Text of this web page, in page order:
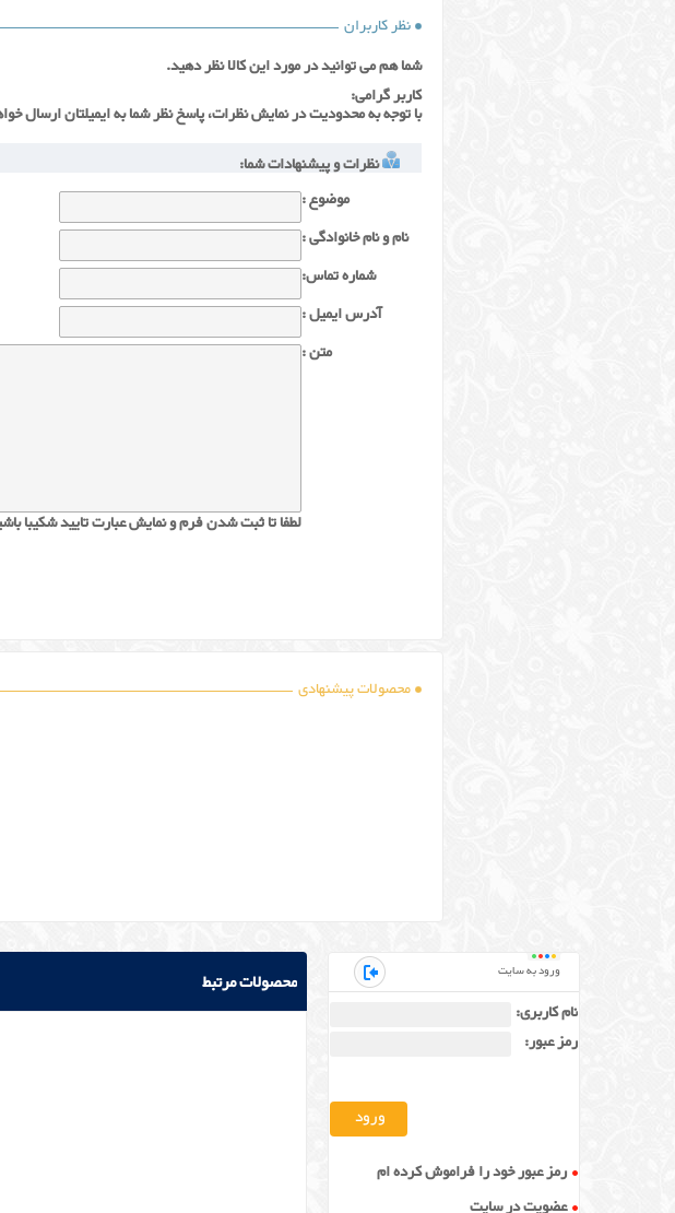
نظر کاربران
شما هم می توانید در مورد این کالا نظر دهید.
کاربر گرامی:
با توجه به محدودیت در نمایش نظرات، پاسخ نظر شما به ایمیلتان
نظرات و پیشنهادات شما:
موضوع :
نام و نام خانوادگی :
شماره تماس:
آدرس ایمیل :
متن :
لطفا تا ثبت شدن فرم و نمایش عبارت تایید شکیبا
محصولات پیشنهادی
محصولات مرتبط ورود به سایت
نام کاربری:
رمز عبور:
رمز عبور خود را فراموش کرده ام